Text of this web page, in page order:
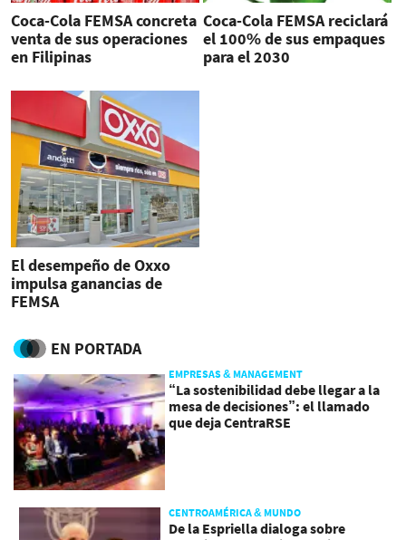
Coca-Cola FEMSA concreta
venta de sus operaciones
en Filipinas
Coca-Cola FEMSA reciclará
el 100% de sus empaques
para el 2030
El desempeño de Oxxo
impulsa ganancias de
FEMSA
EN PORTADA
EMPRESAS & MANAGEMENT
“La sostenibilidad debe llegar a la
mesa de decisiones”: el llamado
que deja CentraRSE
CENTROAMÉRICA & MUNDO
De la Espriella dialoga sobre